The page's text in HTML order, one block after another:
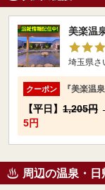
美楽温
埼玉県さ
クーポン 『美楽温
【平日】 1,205円
5円
周辺の温泉・